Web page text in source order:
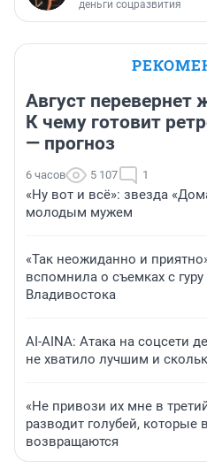
деньги соцразвития
Август перевернет
К чему готовит
— прогноз
6 часов 5 107 1
«Ну вот и всё»: звезда
молодым мужем
«Так неожиданно и
вспомнила о съемках с
Владивостока
AI-AINA: Атака на соцсети
не хватило лучшим и
«Не привози их мне в
разводит голубей, которые
возвращаются